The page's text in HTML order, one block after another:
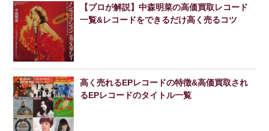
【プロが解説】中森明菜の高価買取レコード
一覧&レコードをできるだけ高く売るコツ
高く売れるEPレコードの特徴&高価買取され
るEPレコードのタイトル一覧